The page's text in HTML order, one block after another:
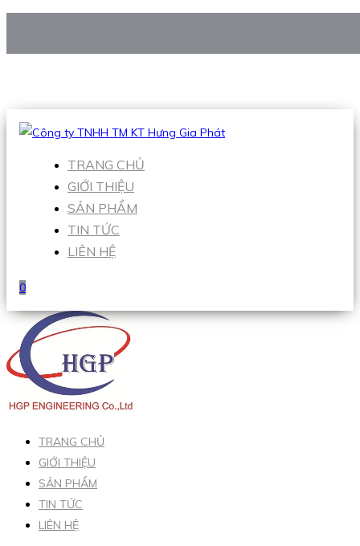
Hotline:0938 906 663
TRANG CHỦ
GIỚI THIỆU
SẢN PHẨM
TIN TỨC
LIÊN HỆ
0
TRANG CHỦ
GIỚI THIỆU
SẢN PHẨM
TIN TỨC
LIÊN HỆ